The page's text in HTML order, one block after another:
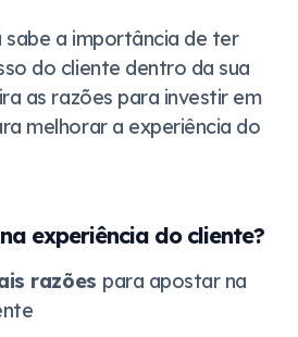
a importância de ter
do cliente dentro da sua
as razões para investir em
melhorar a experiência do
experiência do cliente?
razões para apostar na